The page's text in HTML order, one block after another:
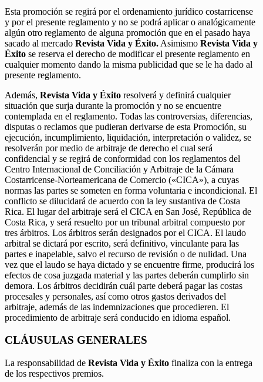
Esta promoción se regirá por el ordenamiento jurídico costarricense
y por el presente reglamento y no se podrá aplicar o analógicamente
algún otro reglamento de alguna promoción que en el pasado haya
sacado al mercado Revista Vida y Éxito. Asimismo Revista Vida y
Éxito se reserva el derecho de modificar el presente reglamento en
cualquier momento dando la misma publicidad que se le ha dado al
presente reglamento.
Además, Revista Vida y Éxito resolverá y definirá cualquier
situación que surja durante la promoción y no se encuentre
contemplada en el reglamento. Todas las controversias, diferencias,
disputas o reclamos que pudieran derivarse de esta Promoción, su
ejecución, incumplimiento, liquidación, interpretación o validez, se
resolverán por medio de arbitraje de derecho el cual será
confidencial y se regirá de conformidad con los reglamentos del
Centro Internacional de Conciliación y Arbitraje de la Cámara
Costarricense-Norteamericana de Comercio («CICA»), a cuyas
normas las partes se someten en forma voluntaria e incondicional. El
conflicto se dilucidará de acuerdo con la ley sustantiva de Costa
Rica. El lugar del arbitraje será el CICA en San José, República de
Costa Rica, y será resuelto por un tribunal arbitral compuesto por
tres árbitros. Los árbitros serán designados por el CICA. El laudo
arbitral se dictará por escrito, será definitivo, vinculante para las
partes e inapelable, salvo el recurso de revisión o de nulidad. Una
vez que el laudo se haya dictado y se encuentre firme, producirá los
efectos de cosa juzgada material y las partes deberán cumplirlo sin
demora. Los árbitros decidirán cuál parte deberá pagar las costas
procesales y personales, así como otros gastos derivados del
arbitraje, además de las indemnizaciones que procedieren. El
procedimiento de arbitraje será conducido en idioma español.
CLÁUSULAS GENERALES
La responsabilidad de Revista Vida y Éxito finaliza con la entrega
de los respectivos premios.